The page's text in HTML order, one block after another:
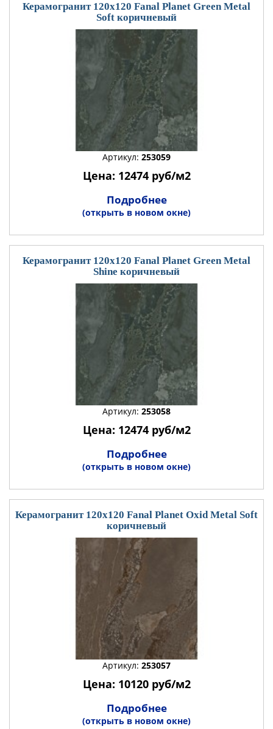
Керамогранит 120x120 Fanal Planet Green Metal
Soft коричневый
Артикул: 253059
Цена: 12474 руб/м2
Подробнее
(открыть в новом окне)
Керамогранит 120x120 Fanal Planet Green Metal
Shine коричневый
Артикул: 253058
Цена: 12474 руб/м2
Подробнее
(открыть в новом окне)
Керамогранит 120x120 Fanal Planet Oxid Metal Soft
коричневый
Артикул: 253057
Цена: 10120 руб/м2
Подробнее
(открыть в новом окне)